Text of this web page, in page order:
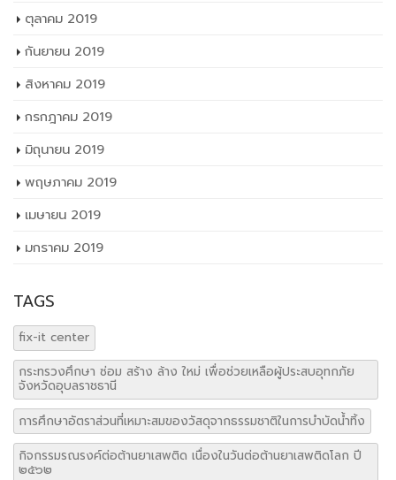
ตุลาคม 2019
กันยายน 2019
สิงหาคม 2019
กรกฎาคม 2019
มิถุนายน 2019
พฤษภาคม 2019
เมษายน 2019
มกราคม 2019
TAGS
fix-it center
กระทรวงศึกษา ซ่อม สร้าง ล้าง ใหม่ เพื่อช่วยเหลือผู้ประสบอุทกภัย
จังหวัดอุบลราชธานี
การศึกษาอัตราส่วนที่เหมาะสมของวัสดุจากธรรมชาติในการบำบัดน้ำทิ้ง
กิจกรรมรณรงค์ต่อต้านยาเสพติด เนื่องในวันต่อต้านยาเสพติดโลก ปี
๒๕๖๒